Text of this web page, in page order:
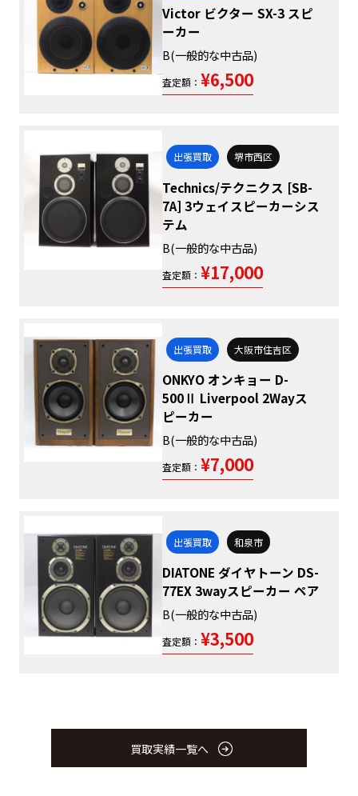
Victor ビクター SX-3 スピ
ーカー
B(一般的な中古品)
査定額： ¥6,500
出張買取 堺市西区
Technics/テクニクス [SB-
7A] 3ウェイスピーカーシス
テム
B(一般的な中古品)
査定額： ¥17,000
出張買取 大阪市住吉区
ONKYO オンキョー D-
500Ⅱ Liverpool 2Wayス
ピーカー
B(一般的な中古品)
査定額： ¥7,000
出張買取 和泉市
DIATONE ダイヤトーン DS-
77EX 3wayスピーカー ペア
B(一般的な中古品)
査定額： ¥3,500
買取実績一覧へ